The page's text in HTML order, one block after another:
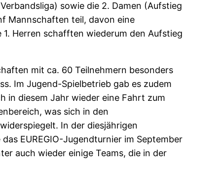
sowie die 2. Damen (Aufstieg
Mannschaften teil, davon eine
Herren schafften wiederum den Aufstieg
mit ca. 60 Teilnehmern besonders
Im Jugend-Spielbetrieb gab es zudem
in diesem Jahr wieder eine Fahrt zum
was sich in den
In der diesjährigen
EUREGIO-Jugendturnier im September
auch wieder einige Teams, die in der